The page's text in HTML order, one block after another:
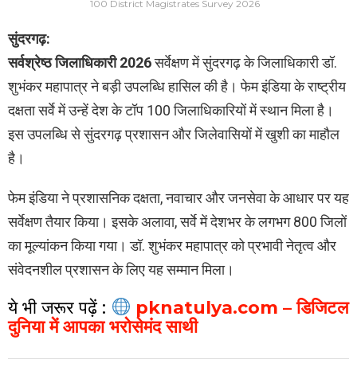
100 District Magistrates Survey 2026
सुंदरगढ़:
सर्वश्रेष्ठ जिलाधिकारी 2026सर्वेक्षण में सुंदरगढ़ के जिलाधिकारी डॉ.
शुभंकर महापात्र ने बड़ी उपलब्धि हासिल की है। फेम इंडिया के राष्ट्रीय
दक्षता सर्वे में उन्हें देश के टॉप 100 जिलाधिकारियों में स्थान मिला है।
इस उपलब्धि से सुंदरगढ़ प्रशासन और जिलेवासियों में खुशी का माहौल
है।
फेम इंडिया ने प्रशासनिक दक्षता, नवाचार और जनसेवा के आधार पर यह
सर्वेक्षण तैयार किया। इसके अलावा, सर्वे में देशभर के लगभग 800 जिलों
का मूल्यांकन किया गया। डॉ. शुभंकर महापात्र को प्रभावी नेतृत्व और
संवेदनशील प्रशासन के लिए यह सम्मान मिला।
ये भी जरूर पढ़ें :
pknatulya.com – डिजिटल
दुनिया में आपका भरोसेमंद साथी